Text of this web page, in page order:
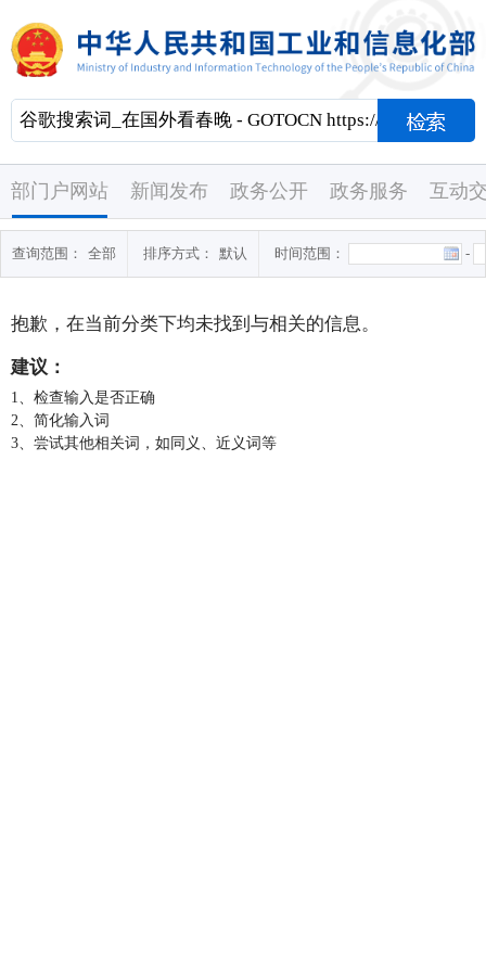
部门户网站 新闻发布 政务公开 政务服务 互动
查询范围： 全部 排序方式： 默认 时间范围： -
抱歉，在当前分类下均未找到与相关的信息。
建议：
1、检查输入是否正确
2、简化输入词
3、尝试其他相关词，如同义、近义词等